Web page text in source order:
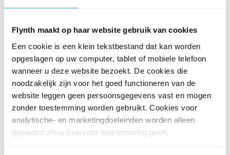
Flynth maakt op haar website gebruik van cookies
Een cookie is een klein tekstbestand dat kan worden
opgeslagen op uw computer, tablet of mobiele telefoon
wanneer u deze website bezoekt. De cookies die
noodzakelijk zijn voor het goed functioneren van de
website leggen geen persoonsgegevens vast en mogen
zonder toestemming worden gebruikt. Cookies voor
analytische- en marketingdoeleinden worden alleen
geplaatst als u daarvoor toestemming geeft.
Bedrijfsnaam*
Postcode*
(Vestigings)plaats*